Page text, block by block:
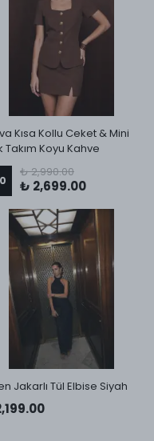
Kısa Kollu Ceket & Mini
Takım Koyu Kahve
₺ 2,990.00
₺ 2,699.00
Jakarlı Tül Elbise Siyah